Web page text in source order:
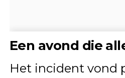
Een avond die
Het incident vond